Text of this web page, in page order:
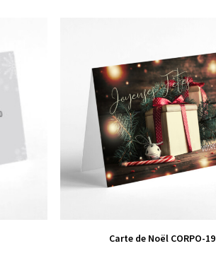
VIEW PRODUCT
Carte de Noël CORPO-19